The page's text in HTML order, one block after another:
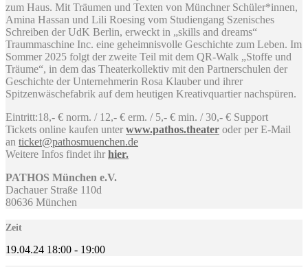
zum Haus. Mit Träumen und Texten von Münchner Schüler*innen,
Amina Hassan und Lili Roesing vom Studiengang Szenisches
Schreiben der UdK Berlin, erweckt in „skills and dreams“
Traummaschine Inc. eine geheimnisvolle Geschichte zum Leben. Im
Sommer 2025 folgt der zweite Teil mit dem QR-Walk „Stoffe und
Träume“, in dem das Theaterkollektiv mit den Partnerschulen der
Geschichte der Unternehmerin Rosa Klauber und ihrer
Spitzenwäschefabrik auf dem heutigen Kreativquartier nachspüren.
Eintritt:18,- € norm. / 12,- € erm. / 5,- € min. / 30,- € Support
Tickets online kaufen unter www.pathos.theater oder per E-Mail
an ticket@pathosmuenchen.de
Weitere Infos findet ihr hier.
PATHOS München e.V.
Dachauer Straße 110d
80636 München
Zeit
19.04.24 18:00 - 19:00